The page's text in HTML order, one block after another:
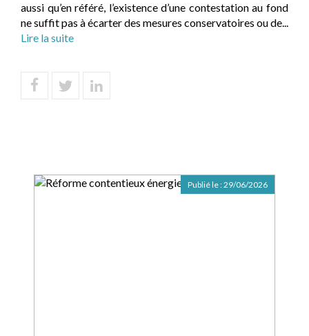
aussi qu’en référé, l’existence d’une contestation au fond
ne suffit pas à écarter des mesures conservatoires ou de...
Lire la suite
Publié le :29/06/2026